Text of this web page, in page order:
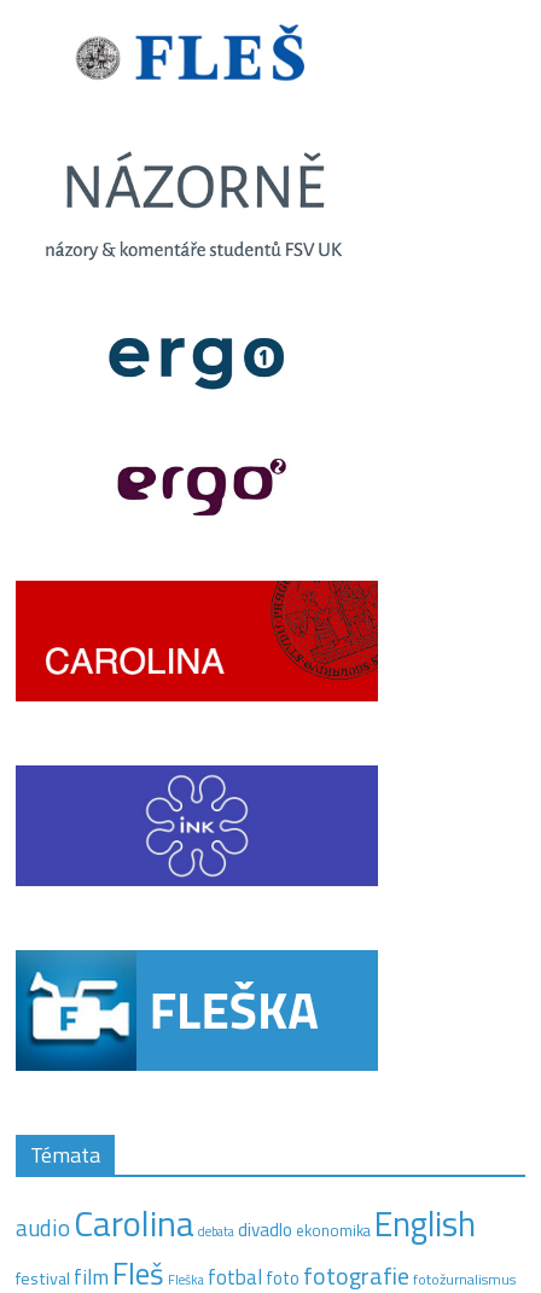
Témata
audio Carolina debata divadlo ekonomika English
festival film Fleš Fleška fotbal foto fotografie fotožurnalismus